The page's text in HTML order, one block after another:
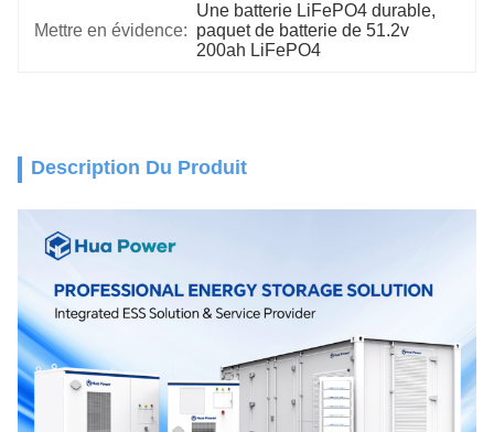
Mettre en évidence:
Une batterie LiFePO4 durable,
paquet de batterie de 51.2v
200ah LiFePO4
Description Du Produit